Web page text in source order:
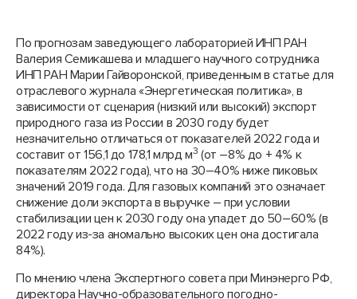
По прогнозам заведующего лабораторией ИНП РАН
Валерия Семикашева и младшего научного сотрудника
ИНП РАН Марии Гайворонской, приведенным в статье для
отраслевого журнала «Энергетическая политика», в
зависимости от сценария (низкий или высокий) экспорт
природного газа из России в 2030 году будет
незначительно отличаться от показателей 2022 года и
составит от 156,1 до 178,1 млрд м3 (от –8% до + 4% к
показателям 2022 года), что на 30–40% ниже пиковых
значений 2019 года. Для газовых компаний это означает
снижение доли экспорта в выручке – при условии
стабилизации цен к 2030 году она упадет до 50–60% (в
2022 году из-за аномально высоких цен она достигала
84%).
По мнению члена Экспертного совета при Минэнерго РФ,
директора Научно-образовательного погодно-